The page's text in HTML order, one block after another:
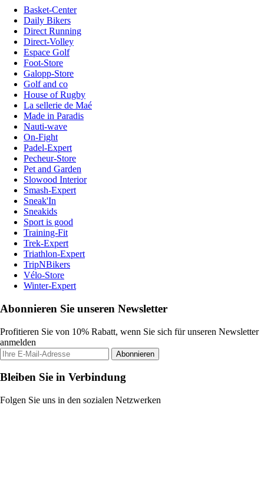
Basket-Center
Daily Bikers
Direct Running
Direct-Volley
Espace Golf
Foot-Store
Galopp-Store
Golf and co
House of Rugby
La sellerie de Maé
Made in Paradis
Nauti-wave
On-Fight
Padel-Expert
Pecheur-Store
Pet and Garden
Slowood Interior
Smash-Expert
Sneak'In
Sneakids
Sport is good
Training-Fit
Trek-Expert
Triathlon-Expert
TripNBikers
Vélo-Store
Winter-Expert
Abonnieren Sie unseren Newsletter
Profitieren Sie von 10% Rabatt, wenn Sie sich für unseren Newsletter
anmelden
Abonnieren
Bleiben Sie in Verbindung
Folgen Sie uns in den sozialen Netzwerken